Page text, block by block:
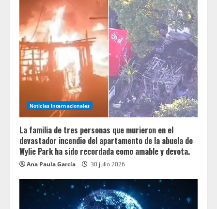
Noticias Internacionales
La familia de tres personas que murieron en el
devastador incendio del apartamento de la abuela de
Wylie Park ha sido recordada como amable y devota.
Ana Paula García 30 julio 2026